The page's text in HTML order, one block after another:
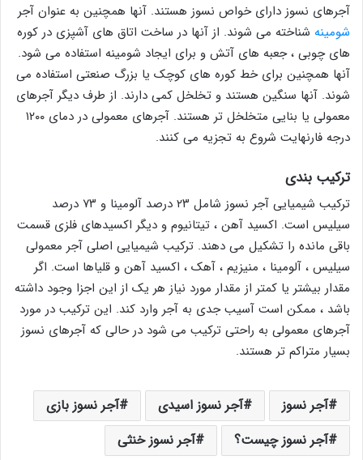
آجرهای نسوز دارای خواص نسوز هستند. آنها همچنین به عنوان آجر
شومینه شناخته می شوند. از آنها در ساخت اتاق های آشپزی در کوره
های چوبی ، جعبه های آتش و برای ایجاد شومینه استفاده می شود.
آنها همچنین برای خط کوره های کوچک یا بزرگ صنعتی استفاده می
شوند. آنها سنگین هستند و تخلخل کمی دارند. از طرف دیگر آجرهای
معمولی یا بنایی متخلخل تر هستند. آجرهای معمولی در دمای ۱۲۰۰
درجه فارنهایت شروع به تجزیه می کنند.
ترکیب بندی
ترکیب شیمیایی آجر نسوز شامل ۲۳ درصد آلومینا و ۷۳ درصد
سیلیس است. اکسید آهن ، تیتانیوم و دیگر اکسیدهای فلزی قسمت
باقی مانده را تشکیل می دهند. ترکیب شیمیایی اصلی آجر معمولی
سیلیس ، آلومینا ، منیزیم ، آهک ، اکسید آهن و قلیاها است. اگر
مقدار بیشتر یا کمتر از مقدار مورد نیاز هر یک از این اجزا وجود داشته
باشد ، ممکن است آسیب جدی به آجر وارد کند. این ترکیب در مورد
آجرهای معمولی به راحتی ترکیب می شود در حالی که آجرهای نسوز
بسیار متراکم تر هستند.
آجر نسوز آجر نسوز اسیدی
آجر نسوز بازی
آجر نسوز چیست؟
آجر نسوز خنثی